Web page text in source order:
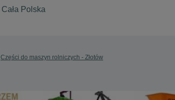
Części do maszyn rolniczych - Złotów